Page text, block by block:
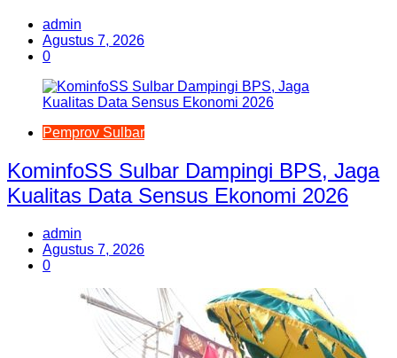
admin
Agustus 7, 2026
0
Pemprov Sulbar
KominfoSS Sulbar Dampingi BPS, Jaga
Kualitas Data Sensus Ekonomi 2026
admin
Agustus 7, 2026
0